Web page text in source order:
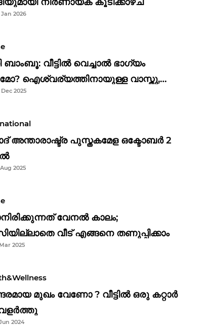
Jan 2026
ബാംബൂ: വീട്ടിൽ വെച്ചാൽ ഭാഗ്യം
ഐശ്വര്യത്തിനായുള്ള വാസ്തു,
ഷൂയി വിശ്വാസങ്ങൾ
2025
അന്താരാഷ്ട്ര പുസ്തകമേള ഒക്ടോബർ 2
2025
വേനൽ കാലം;
വീട് എങ്ങനെ തണുപ്പിക്കാം
2025
മുഖം വേണോ ? വീട്ടിൽ ഒരു കറ്റാർ
2024